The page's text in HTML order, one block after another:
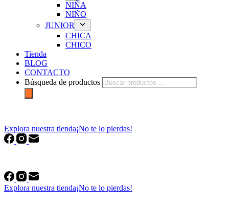
NIÑA
NIÑO
JUNIOR
CHICA
CHICO
Tienda
BLOG
CONTACTO
Búsqueda de productos
Explora nuestra tienda¡No te lo pierdas!
Explora nuestra tienda¡No te lo pierdas!